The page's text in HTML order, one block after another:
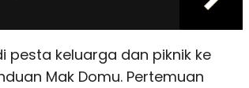
pesta keluarga dan piknik ke
Mak Domu. Pertemuan